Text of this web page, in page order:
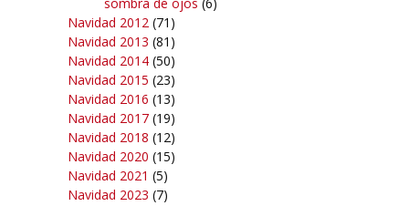
sombra de ojos (6)
Navidad 2012 (71)
Navidad 2013 (81)
Navidad 2014 (50)
Navidad 2015 (23)
Navidad 2016 (13)
Navidad 2017 (19)
Navidad 2018 (12)
Navidad 2020 (15)
Navidad 2021 (5)
Navidad 2023 (7)